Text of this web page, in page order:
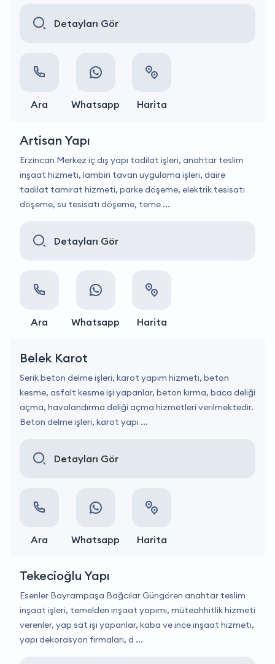
Detayları Gör
Ara Whatsapp Harita
Artisan Yapı
Erzincan Merkez iç dış yapı tadilat işleri, anahtar teslim
inşaat hizmeti, lambiri tavan uygulama işleri, daire
tadilat tamirat hizmeti, parke döşeme, elektrik tesisatı
döşeme, su tesisatı döşeme, teme ...
Detayları Gör
Ara Whatsapp Harita
Belek Karot
Serik beton delme işleri, karot yapım hizmeti, beton
kesme, asfalt kesme işi yapanlar, beton kırma, baca deliği
açma, havalandırma deliği açma hizmetleri verilmektedir.
Beton delme işleri, karot yapı ...
Detayları Gör
Ara Whatsapp Harita
Tekecioğlu Yapı
Esenler Bayrampaşa Bağcılar Güngören anahtar teslim
inşaat işleri, temelden inşaat yapımı, müteahhitlik hizmeti
verenler, yap sat işi yapanlar, kaba ve ince inşaat hizmeti,
yapı dekorasyon firmaları, d ...